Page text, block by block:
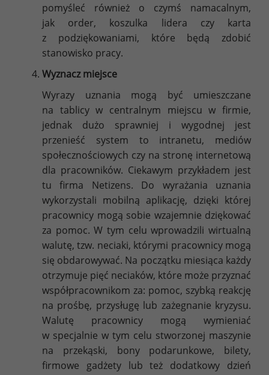
pomyśleć również o czymś namacalnym,
jak order, koszulka lidera czy karta
z podziękowaniami, które będą zdobić
stanowisko pracy.
Wyznacz miejsce
Wyrazy uznania mogą być umieszczane
na tablicy w centralnym miejscu w firmie,
jednak dużo sprawniej i wygodnej jest
przenieść system to intranetu, mediów
społecznościowych czy na stronę internetową
dla pracowników. Ciekawym przykładem jest
tu firma Netizens. Do wyrażania uznania
wykorzystali mobilną aplikację, dzięki której
pracownicy mogą sobie wzajemnie dziękować
za pomoc. W tym celu wprowadzili wirtualną
walutę, tzw. neciaki, którymi pracownicy mogą
się obdarowywać. Na początku miesiąca każdy
otrzymuje pięć neciaków, które może przyznać
współpracownikom za: pomoc, szybką reakcję
na prośbę, przysługę lub zażegnanie kryzysu.
Walutę pracownicy mogą wymieniać
w specjalnie w tym celu stworzonej maszynie
na przekąski, bony podarunkowe, bilety,
firmowe gadżety lub też dodatkowy dzień